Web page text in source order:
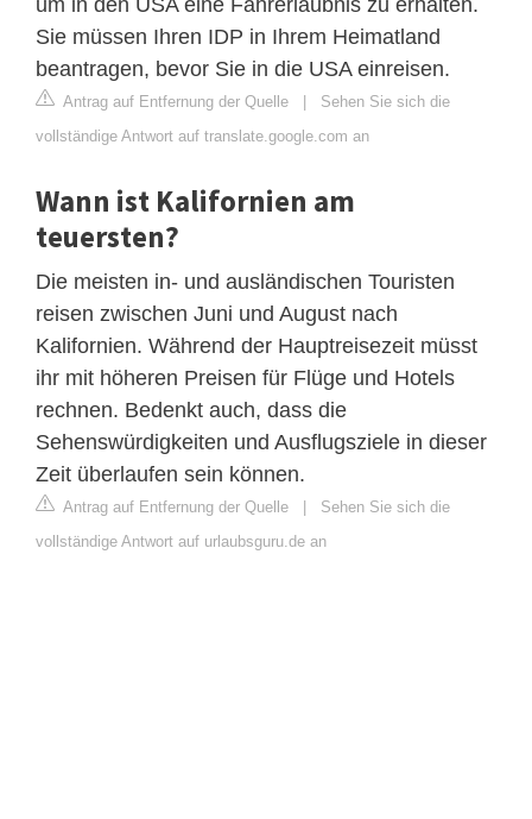
Sie müssen Ihren IDP in Ihrem Heimatland
beantragen, bevor Sie in die USA einreisen.
Antrag auf Entfernung der Quelle | Sehen Sie sich die
vollständige Antwort auf translate.google.com an
Wann ist Kalifornien am
teuersten?
Die meisten in- und ausländischen Touristen
reisen zwischen Juni und August nach
Kalifornien. Während der Hauptreisezeit müsst
ihr mit höheren Preisen für Flüge und Hotels
rechnen. Bedenkt auch, dass die
Sehenswürdigkeiten und Ausflugsziele in dieser
Zeit überlaufen sein können.
Antrag auf Entfernung der Quelle | Sehen Sie sich die
vollständige Antwort auf urlaubsguru.de an